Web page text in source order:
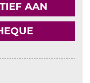
AAN